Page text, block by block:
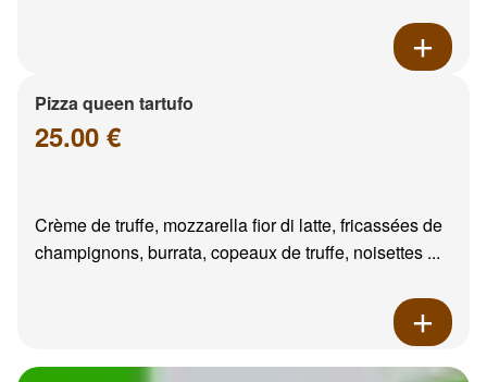
Pizza queen tartufo
25.00 €
Crème de truffe, mozzarella fior di latte, fricassées de
champignons, burrata, copeaux de truffe, noisettes ...